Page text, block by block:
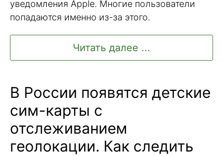
уведомления Apple. Многие пользователи
попадаются именно из-за этого.
Читать далее ...
В России появятся детские
сим-карты с
отслеживанием
геолокации. Как следить